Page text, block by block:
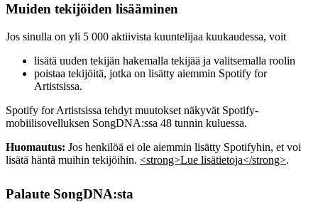
Muiden tekijöiden lisääminen
Jos sinulla on yli 5 000 aktiivista kuuntelijaa kuukaudessa, voit
lisätä uuden tekijän hakemalla tekijää ja valitsemalla roolin
poistaa tekijöitä, jotka on lisätty aiemmin Spotify for
Artistsissa.
Spotify for Artistsissa tehdyt muutokset näkyvät Spotify-
mobiilisovelluksen SongDNA:ssa 48 tunnin kuluessa.
Huomautus: Jos henkilöä ei ole aiemmin lisätty Spotifyhin, et voi
lisätä häntä muihin tekijöihin. <strong>Lue lisätietoja</strong>.
Palaute SongDNA:sta